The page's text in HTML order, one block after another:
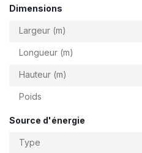
Dimensions
Largeur (m)
Longueur (m)
Hauteur (m)
Poids
Source d'énergie
Type